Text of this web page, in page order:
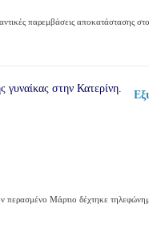
αποκατάστασης στο
περασμένο Μάρτιο δέχτηκε